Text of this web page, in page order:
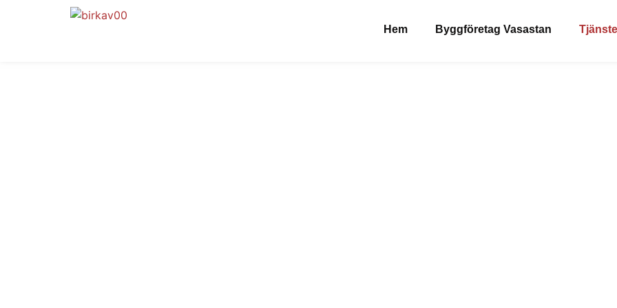
Hem Byggföretag Vasastan